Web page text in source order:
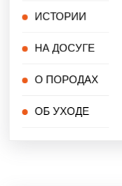
ИСТОРИИ
НА ДОСУГЕ
О ПОРОДАХ
ОБ УХОДЕ